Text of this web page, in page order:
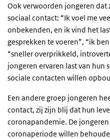
Ook verwoorden jongeren dat
sociaal contact: “Ik voel me
onbekenden, en ik vind het
gesprekken te voeren”, “ik
“sneller overprikkeld,
jongeren ervaren last van hun
sociale contacten willen
Een andere groep jongeren
contact, zij zijn blij dat hun
coronapandemie. De jongeren
coronaperiode willen